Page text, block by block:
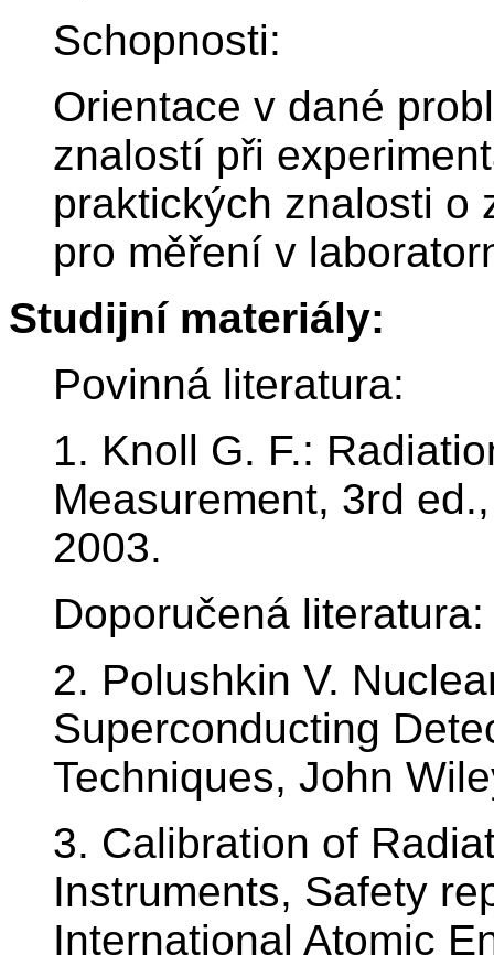
Schopnosti:
Orientace v dané
znalostí při
praktických znalosti o
pro měření v
Studijní materiály:
Povinná literatura:
1. Knoll G. F.:
Measurement, 3rd
2003.
Doporučená literatura:
2. Polushkin V.
Superconducting
Techniques, John
3. Calibration of
Instruments, Safety
International Atomic